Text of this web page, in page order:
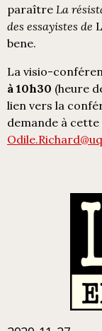
paraître La
des essayistes de
bene.
La visio-
à 10h30 (heure
lien vers la
demande à cette